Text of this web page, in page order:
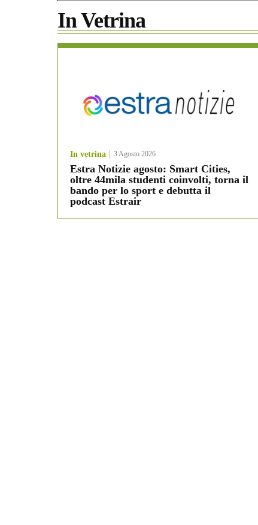
In Vetrina
In vetrina 3 Agosto 2026
Estra Notizie agosto: Smart Cities,
oltre 44mila studenti coinvolti, torna il
bando per lo sport e debutta il
podcast Estrair